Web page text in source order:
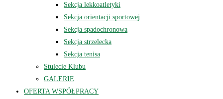
Sekcja lekkoatletyki
Sekcja orientacji sportowej
Sekcja spadochronowa
Sekcja strzelecka
Sekcja tenisa
Stulecie Klubu
GALERIE
OFERTA WSPÓŁPRACY